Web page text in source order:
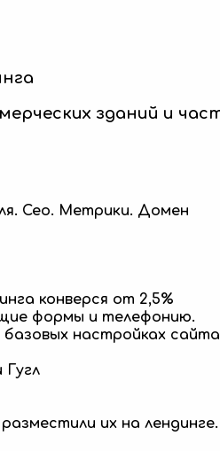
зданий и
Сео. Метрики. Домен
конверся от 2,5%
формы и телефонию.
настройках сайта
Гугл
их на лендинге.